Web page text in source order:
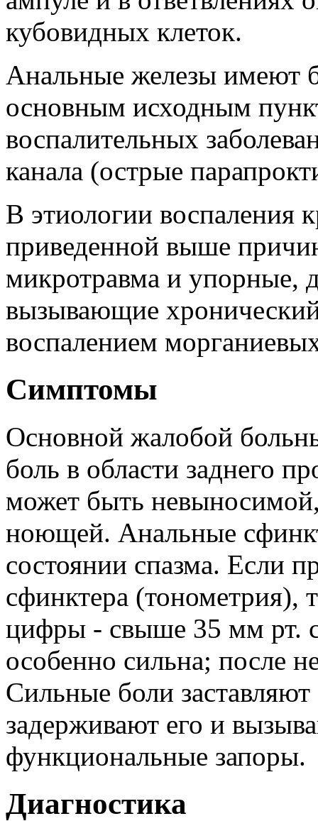
кубовидных клеток.
Анальные железы имеют
основным исходным
воспалительных
канала (острые
В этиологии воспаления
приведенной выше
микротравма и упорные,
вызывающие
воспалением
Симптомы
Основной жалобой
боль в области заднего
может быть
ноющей. Анальные
состоянии спазма. Если
сфинктера (тонометрия),
цифры - свыше 35 мм рт.
особенно сильна; после
Сильные боли
задерживают его и
функциональные запоры.
Диагностика